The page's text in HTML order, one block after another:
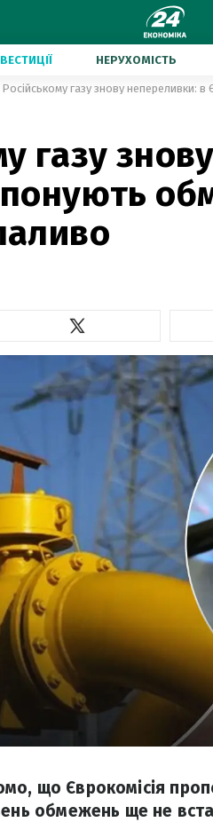
НЕРУХОМІСТЬ
Російському газу знову непереливки:
газу
що Єврокомісія
обмежень ще не